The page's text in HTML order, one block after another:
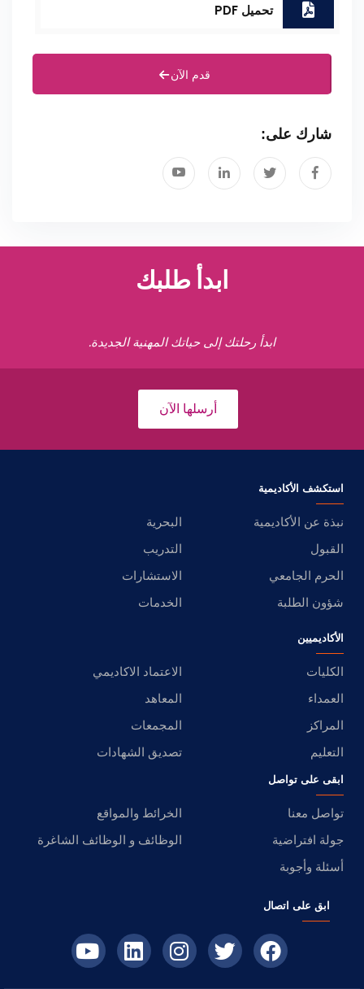
تحميل PDF
قدم الآن
شارك على:
ابدأ طلبك
ابدأ رحلتك إلى حياتك المهنية الجديدة.
أرسلها الآن
استكشف الأكاديمية
نبذة عن الأكاديمية
البحرية
القبول
التدريب
الحرم الجامعي
الاستشارات
شؤون الطلبة
الخدمات
الأكاديميين
الكليات
الاعتماد الاكاديمي
العمداء
المعاهد
المراكز
المجمعات
التعليم
تصديق الشهادات
ابقى على تواصل
تواصل معنا
الخرائط والمواقع
جولة افتراضية
الوظائف و الوظائف الشاغرة
أسئلة وأجوبة
ابق على اتصال